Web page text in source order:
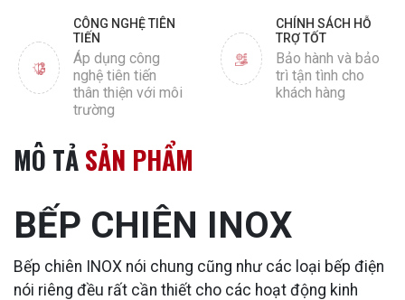
CÔNG NGHỆ TIÊN
TIẾN
Áp dụng công
nghệ tiên tiến
thân thiện với môi
trường
CHÍNH SÁCH HỖ
TRỢ TỐT
Bảo hành và bảo
trì tận tình cho
khách hàng
MÔ TẢSẢN PHẨM
BẾP CHIÊN INOX
Bếp chiên INOX nói chung cũng như các loại bếp điện
nói riêng đều rất cần thiết cho các hoạt động kinh